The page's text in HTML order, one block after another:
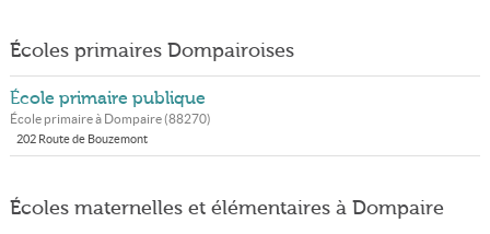
Écoles primaires Dompairoises
École primaire publique
École primaire à Dompaire(88270)
202 Route de Bouzemont
Écoles maternelles et élémentaires à Dompaire